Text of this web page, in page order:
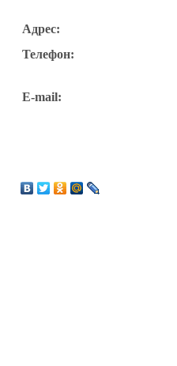
Адрес:
Телефон:
E-mail: